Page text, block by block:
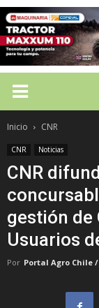
Inicio CNR
CNR Noticias
CNR
gestión de
Usuarios
Por Portal Agro Chile